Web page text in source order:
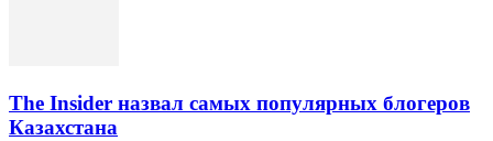
The Insider назвал самых популярных блогеров
Казахстана